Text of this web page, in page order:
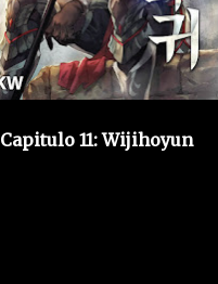
Capitulo 11: Wijihoyun